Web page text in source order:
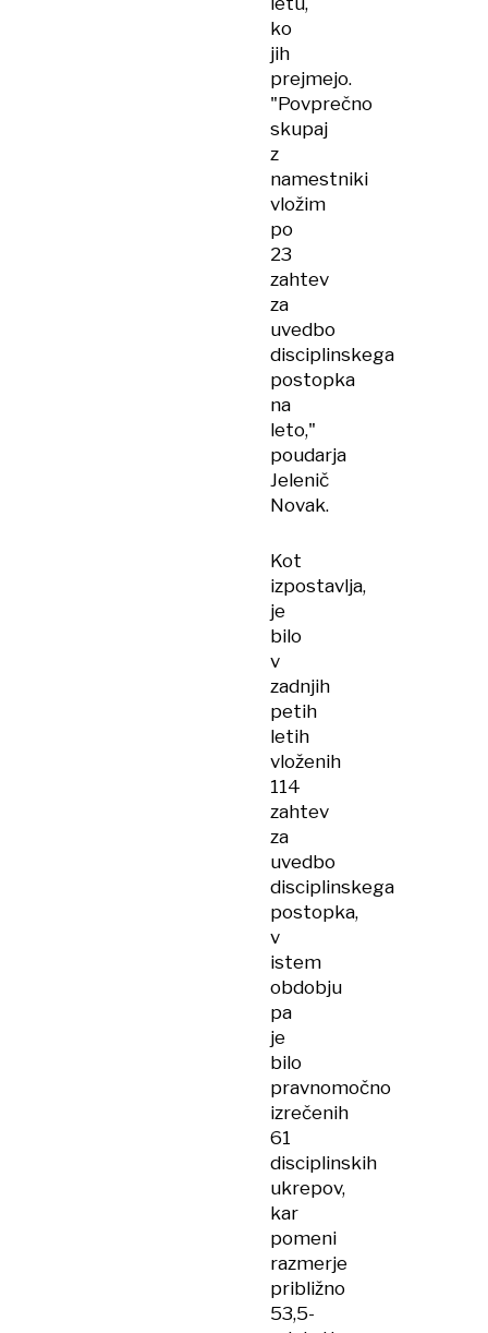
ko
jih
prejmejo.
"Povprečno
skupaj
z
namestniki
vložim
po
23
zahtev
za
uvedbo
disciplinskega
postopka
na
leto,"
poudarja
Jelenič
Novak.
Kot
izpostavlja,
je
bilo
v
zadnjih
petih
letih
vloženih
114
zahtev
za
uvedbo
disciplinskega
postopka,
v
istem
obdobju
pa
je
bilo
pravnomočno
izrečenih
61
disciplinskih
ukrepov,
kar
pomeni
razmerje
približno
53,5-